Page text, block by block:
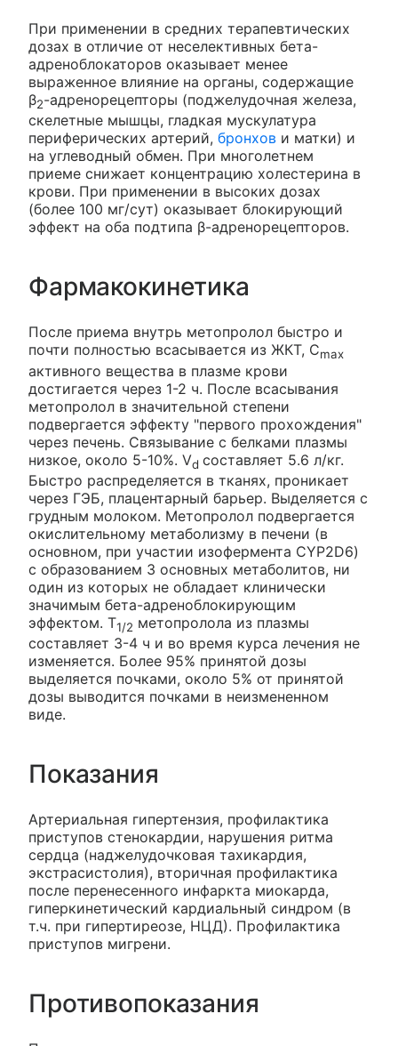
При применении в средних терапевтических
дозах в отличие от неселективных бета-
адреноблокаторов оказывает менее
выраженное влияние на органы, содержащие
β2-адренорецепторы (поджелудочная железа,
скелетные мышцы, гладкая мускулатура
периферических артерий, бронхов и матки) и
на углеводный обмен. При многолетнем
приеме снижает концентрацию холестерина в
крови. При применении в высоких дозах
(более 100 мг/сут) оказывает блокирующий
эффект на оба подтипа β-адренорецепторов.
Фармакокинетика
После приема внутрь метопролол быстро и
почти полностью всасывается из ЖКТ, Cmax
активного вещества в плазме крови
достигается через 1-2 ч. После всасывания
метопролол в значительной степени
подвергается эффекту "первого прохождения"
через печень. Связывание с белками плазмы
низкое, около 5-10%. Vd составляет 5.6 л/кг.
Быстро распределяется в тканях, проникает
через ГЭБ, плацентарный барьер. Выделяется с
грудным молоком. Метопролол подвергается
окислительному метаболизму в печени (в
основном, при участии изофермента CYP2D6)
с образованием 3 основных метаболитов, ни
один из которых не обладает клинически
значимым бета-адреноблокирующим
эффектом. T1/2 метопролола из плазмы
составляет 3-4 ч и во время курса лечения не
изменяется. Более 95% принятой дозы
выделяется почками, около 5% от принятой
дозы выводится почками в неизмененном
виде.
Показания
Артериальная гипертензия, профилактика
приступов стенокардии, нарушения ритма
сердца (наджелудочковая тахикардия,
экстрасистолия), вторичная профилактика
после перенесенного инфаркта миокарда,
гиперкинетический кардиальный синдром (в
т.ч. при гипертиреозе, НЦД). Профилактика
приступов мигрени.
Противопоказания